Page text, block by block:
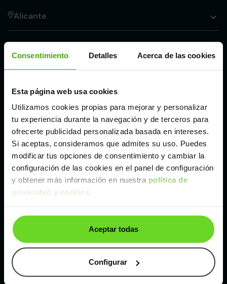
Consentimiento Detalles Acerca de las cookies
Esta página web usa cookies
Utilizamos cookies propias para mejorar y personalizar
tu experiencia durante la navegación y de terceros para
ofrecerte publicidad personalizada basada en intereses.
Si aceptas, consideramos que admites su uso. Puedes
modificar tus opciones de consentimiento y cambiar la
configuración de las cookies en el panel de configuración
y obtener más información en nuestra política de
privacidad y cookies.
Aceptar todas
Configurar
Alicante
Málaga
Valencia
Zaragoza
Kia Stonic de segunda mano y ocasión
Coches desegunda mano y ocasión por
localización
Coches de segunda mano y ocasiónALBACETE